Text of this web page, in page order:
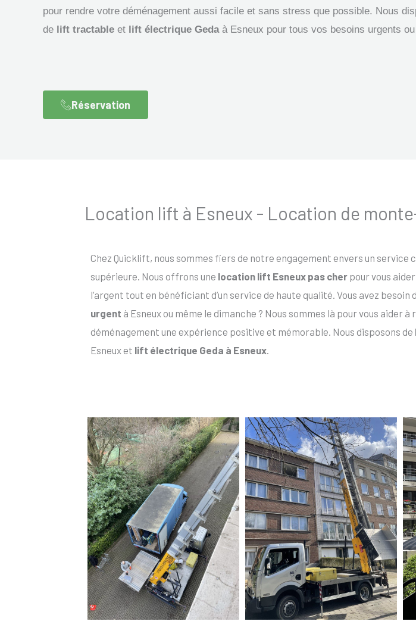
pour rendre votre déménagement aussi facile et sans stress que possible. Nous
de lift tractable et lift électrique Gedaà Esneux pour tous vos besoins urgents ou
Réservation
Location lift à Esneux - Location de
Chez Quicklift, nous sommes fiers de notre engagement envers un service
supérieure. Nous offrons une location lift Esneux pas cher pour vous
l’argent tout en bénéficiant d’un service de haute qualité. Vous avez besoin
urgent à Esneux ou même le dimanche ? Nous sommes là pour vous aider
déménagement une expérience positive et mémorable. Nous disposons de
Esneux et lift électrique Geda à Esneux